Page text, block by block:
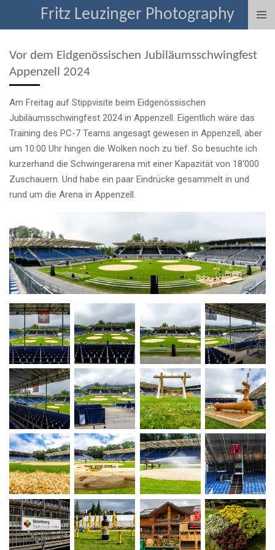
Hauptinhalt
Fritz Leuzinger Photography
Vor dem Eidgenössischen Jubiläumsschwingfest
Appenzell 2024
Am Freitag auf Stippvisite beim Eidgenössischen
Jubiläumsschwingfest 2024 in Appenzell. Eigentlich wäre das
Training des PC-7 Teams angesagt gewesen in Appenzell, aber
um 10:00 Uhr hingen die Wolken noch zu tief. So besuchte ich
kurzerhand die Schwingerarena mit einer Kapazität von 18‘000
Zuschauern. Und habe ein paar Eindrücke gesammelt in und
rund um die Arena in Appenzell.